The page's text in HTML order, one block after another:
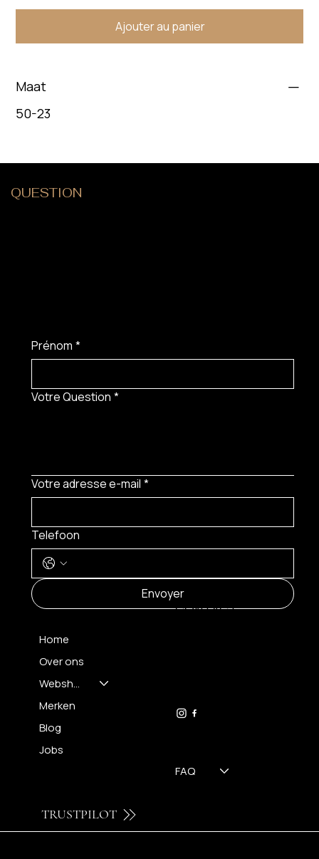
Ajouter au panier
Maat
50-23
QUESTION
Prénom *
Votre Question *
Votre adresse e-mail *
Telefoon
Envoyer
Home
Over ons
Webshop
Merken
Blog
Jobs
FAQ
CONTACT
TRUSTPILOT